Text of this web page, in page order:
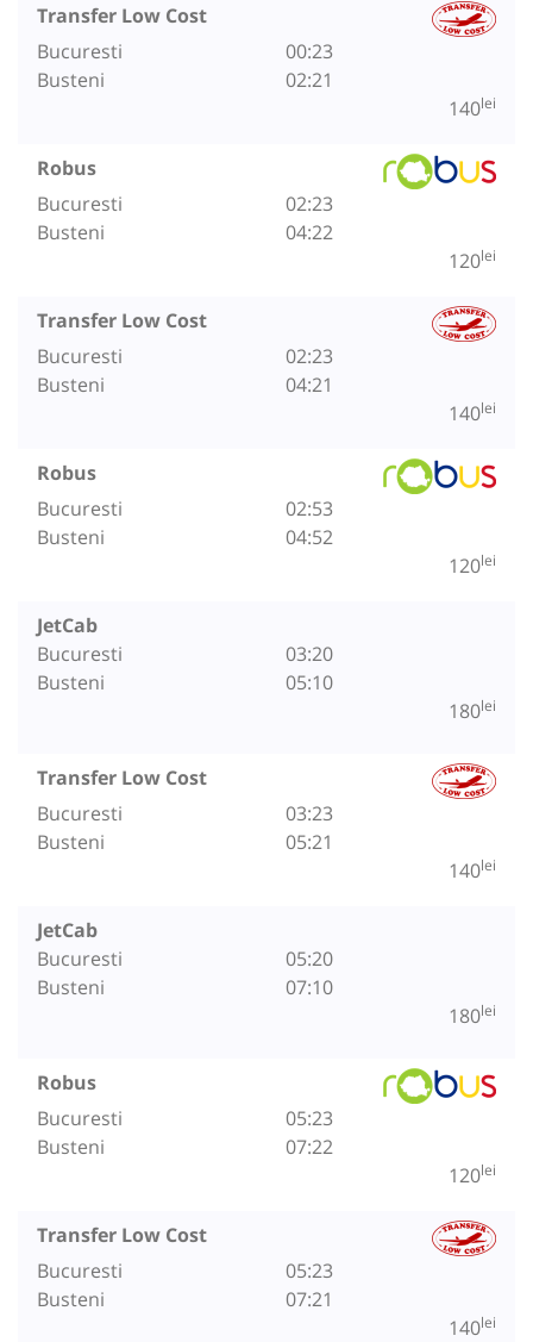
Transfer Low Cost
Bucuresti
Busteni
00:23
02:21
140lei
Robus
Bucuresti
Busteni
02:23
04:22
120lei
Transfer Low Cost
Bucuresti
Busteni
02:23
04:21
140lei
Robus
Bucuresti
Busteni
02:53
04:52
120lei
JetCab
Bucuresti
Busteni
03:20
05:10
180lei
Transfer Low Cost
Bucuresti
Busteni
03:23
05:21
140lei
JetCab
Bucuresti
Busteni
05:20
07:10
180lei
Robus
Bucuresti
Busteni
05:23
07:22
120lei
Transfer Low Cost
Bucuresti
Busteni
05:23
07:21
140lei